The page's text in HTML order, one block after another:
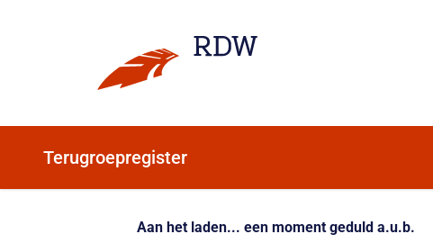
Terugroepregister
Aan het laden... een moment geduld a.u.b.